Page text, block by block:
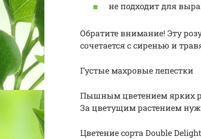
не подходит для
Обратите внимание! Эту
сочетается с сиренью и
Густые махровые лепестки
Пышным цветением ярких
За цветущим растением
Цветение сорта Double